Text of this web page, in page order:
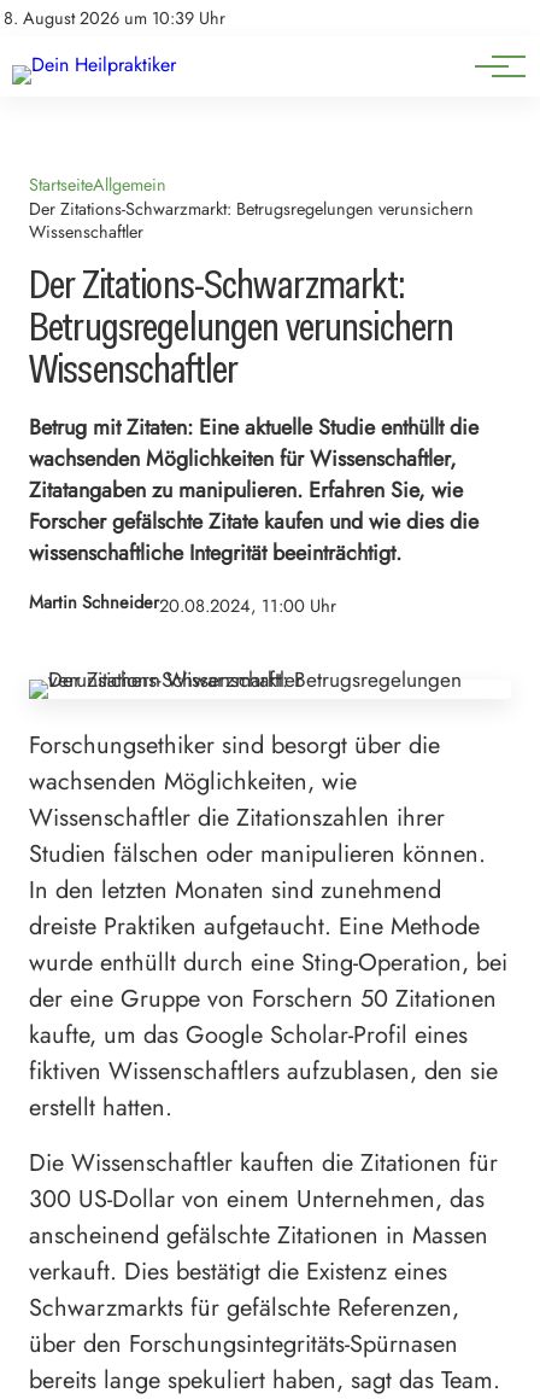
8. August 2026 um 10:39 Uhr
Impressum
Natürliche Medizin
Heilpflanzen & Kräuterkunde
StartseiteAllgemein
Der Zitations-Schwarzmarkt: Betrugsregelungen verunsichern
Wissenschaftler
Der Zitations-Schwarzmarkt:
Betrugsregelungen verunsichern
Wissenschaftler
Betrug mit Zitaten: Eine aktuelle Studie enthüllt die
wachsenden Möglichkeiten für Wissenschaftler,
Zitatangaben zu manipulieren. Erfahren Sie, wie
Forscher gefälschte Zitate kaufen und wie dies die
wissenschaftliche Integrität beeinträchtigt.
Martin Schneider20.08.2024, 11:00 Uhr
Forschungsethiker sind besorgt über die
wachsenden Möglichkeiten, wie
Wissenschaftler die Zitationszahlen ihrer
Studien fälschen oder manipulieren können.
In den letzten Monaten sind zunehmend
dreiste Praktiken aufgetaucht. Eine Methode
wurde enthüllt durch eine Sting-Operation, bei
der eine Gruppe von Forschern 50 Zitationen
kaufte, um das Google Scholar-Profil eines
fiktiven Wissenschaftlers aufzublasen, den sie
erstellt hatten.
Die Wissenschaftler kauften die Zitationen für
300 US-Dollar von einem Unternehmen, das
anscheinend gefälschte Zitationen in Massen
verkauft. Dies bestätigt die Existenz eines
Schwarzmarkts für gefälschte Referenzen,
über den Forschungsintegritäts-Spürnasen
bereits lange spekuliert haben, sagt das Team.